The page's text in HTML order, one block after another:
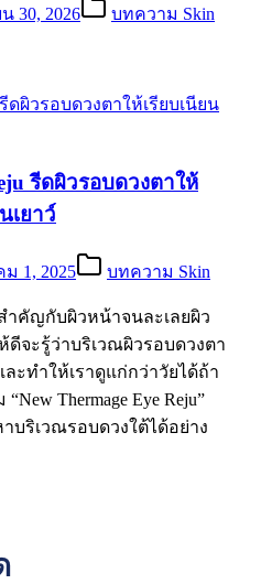
30, 2026 บทความ Skin
รีดผิวรอบดวงตาให้
เยาว์
1, 2025 บทความ Skin
คัญกับผิวหน้าจนละเลยผิว
ดีจะรู้ว่าบริเวณผิวรอบดวงตา
ะทำให้เราดูแก่กว่าวัยได้ถ้า
Thermage Eye Reju”
บริเวณรอบดวงใต้ได้อย่าง